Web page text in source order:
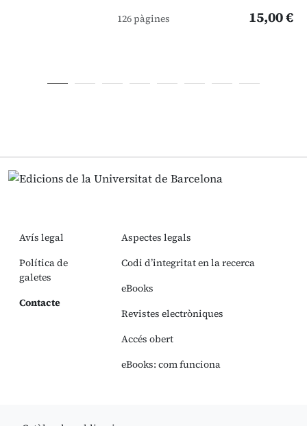
126 pàgines 15,00 €
Avís legal
Política de
galetes
Contacte
Aspectes legals
Codi d’integritat en la recerca
eBooks
Revistes electròniques
Accés obert
eBooks: com funciona